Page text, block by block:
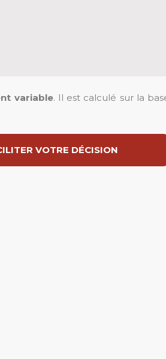
variable. Il est calculé sur la
VOTRE DÉCISION